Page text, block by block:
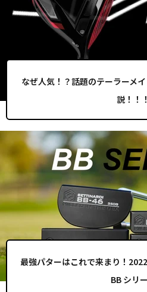
なぜ人気！？話題のテーラーメ
説！！！
最強パターはこれで来まり！
BB シリ